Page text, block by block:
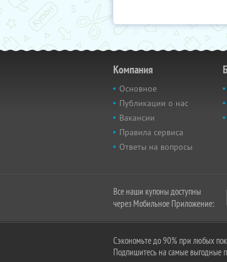
Компания
Основное
Публикации о нас
Вакансии
Правила сервиса
Ответы на вопросы
Все наши купоны доступны
через Мобильное Приложение:
Сэкономьте до 90% при любых
Подпишитесь на самые выгодные